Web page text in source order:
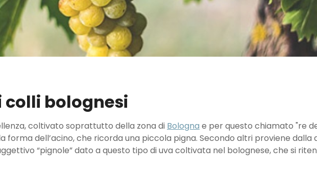
colli bolognesi
coltivato soprattutto della zona di Bologna e per questo chiamato "re
forma dell’acino, che ricorda una piccola pigna. Secondo altri proviene dalla
“pignole” dato a questo tipo di uva coltivata nel bolognese, che si